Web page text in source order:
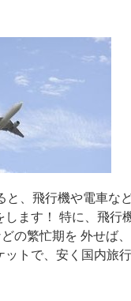
と、飛行機や電車な
します！ 特に、飛行
の繁忙期を 外せば
ットで、安く国内旅